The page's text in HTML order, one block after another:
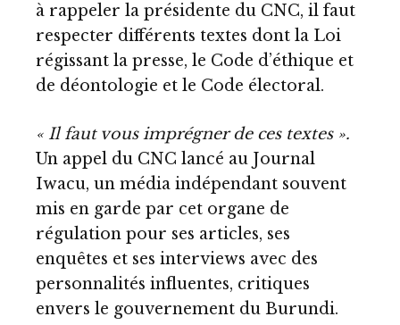
à rappeler la présidente du CNC, il faut
respecter différents textes dont la Loi
régissant la presse, le Code d’éthique et
de déontologie et le Code électoral.
« Il faut vous imprégner de ces textes ».
Un appel du CNC lancé au Journal
Iwacu, un média indépendant souvent
mis en garde par cet organe de
régulation pour ses articles, ses
enquêtes et ses interviews avec des
personnalités influentes, critiques
envers le gouvernement du Burundi.